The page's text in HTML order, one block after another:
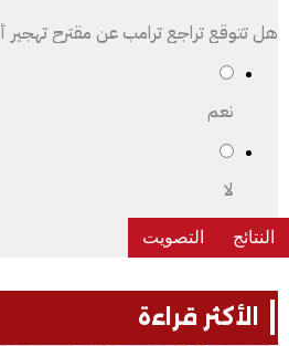
هل تتوقع تراجع ترامب عن مقترح تهجير
نعم
لا
الأكثر قراءة